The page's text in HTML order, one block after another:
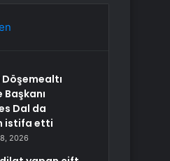
Başkanı
Dal da
istifa etti
2026